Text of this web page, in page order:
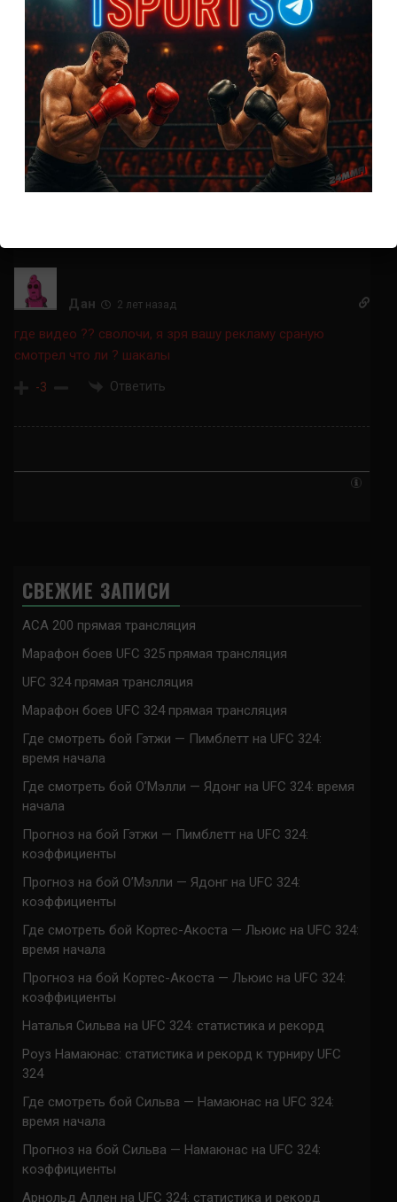
кирилл 2 лет назад
Против россиян походу можно применять любые удары
!!!??? Просто в затылок нахуярил и норм! Вообще суки
ахуели!
Дан 2 лет назад
где видео ?? сволочи, я зря вашу рекламу сраную
смотрел что ли ? шакалы
-3 Ответить
СВЕЖИЕ ЗАПИСИ
ACA 200 прямая трансляция
Марафон боев UFC 325 прямая трансляция
UFC 324 прямая трансляция
Марафон боев UFC 324 прямая трансляция
Где смотреть бой Гэтжи — Пимблетт на UFC 324:
время начала
Где смотреть бой О’Мэлли — Ядонг на UFC 324: время
начала
Прогноз на бой Гэтжи — Пимблетт на UFC 324:
коэффициенты
Прогноз на бой О’Мэлли — Ядонг на UFC 324:
коэффициенты
Где смотреть бой Кортес-Акоста — Льюис на UFC 324:
время начала
Прогноз на бой Кортес-Акоста — Льюис на UFC 324:
коэффициенты
Наталья Сильва на UFC 324: статистика и рекорд
Роуз Намаюнас: статистика и рекорд к турниру UFC
324
Где смотреть бой Сильва — Намаюнас на UFC 324:
время начала
Прогноз на бой Сильва — Намаюнас на UFC 324:
коэффициенты
Арнольд Аллен на UFC 324: статистика и рекорд